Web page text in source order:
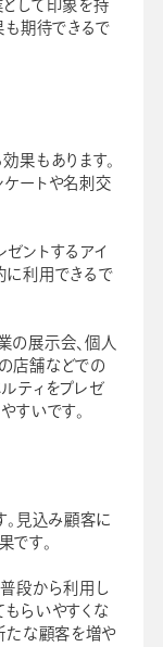
として印象を持
も期待できるで
果もあります。
ケートや名刺交
ントするアイ
に利用できるで
の展示会、個人
店舗などでの
ティをプレゼ
すいです。
。見込み顧客に
です。
普段から利用し
らいやすくな
たな顧客を増や